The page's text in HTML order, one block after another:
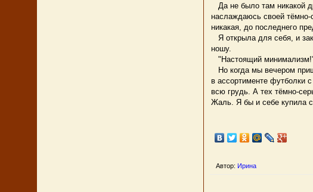
Да не было там никакой
наслаждаюсь своей тёмно-
никакая, до последнего
Я открыла для себя, и
ношу.
"Настоящий
Но когда мы вечером
в ассортименте футболки
всю грудь. А тех тёмно-
Жаль. Я бы и себе купила
Автор: Ирина